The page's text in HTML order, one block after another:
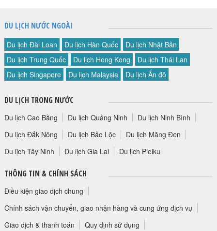
PROFILE EN
THƯ KHEN VIETLUXTOUR
HỘP THƯ GÓP Ý
PROFILE HƯỚNG DẪN VIÊN
LIÊN HỆ
DU LỊCH NƯỚC NGOÀI
Du lịch Đài Loan Du lịch Hàn Quốc
Du lịch Nhật Bản
Du lịch Trung Quốc
Du lịch Hong Kong
Du lịch Thái Lan
Du lịch Singapore
Du lịch Malaysia Du lịch Ấn độ
DU LỊCH TRONG NƯỚC
Du lịch Cao Bằng Du lịch Quảng Ninh
Du lịch Ninh Bình
Du lịch Đắk Nông
Du lịch Bảo Lộc
Du lịch Măng Đen
Du lịch Tây Ninh
Du lịch Gia Lai Du lịch Pleiku
THÔNG TIN & CHÍNH SÁCH
Điều kiện giao dịch chung
Chính sách vận chuyển, giao nhận hàng và cung ứng dịch vụ
Giao dịch & thanh toán
Quy định sử dụng